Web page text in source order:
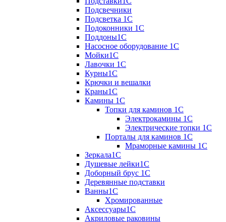
Подсвечники
Подсветка 1С
Подоконники 1С
Поддоны1С
Насосное оборудование 1С
Мойки1С
Лавочки 1С
Курны1С
Крючки и вешалки
Краны1С
Камины 1C
Топки для каминов 1C
Электрокамины 1С
Электрические топки 1C
Порталы для каминов 1С
Мраморные камины 1C
Зеркала1С
Душевые лейки1С
Доборный брус 1С
Деревянные подставки
Ванны1С
Хромированные
Аксессуары1С
Акриловые раковины